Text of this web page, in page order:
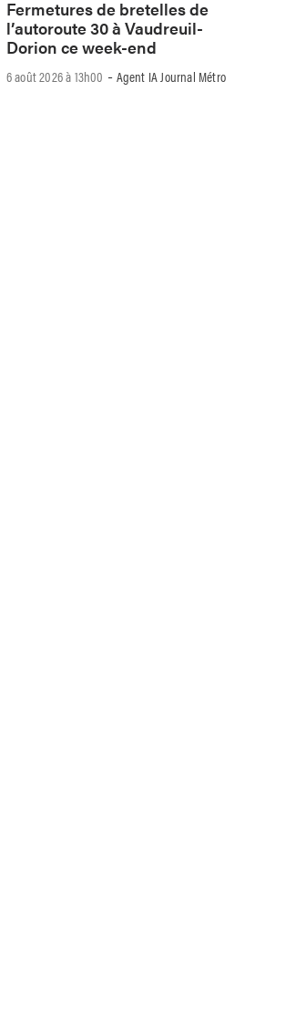
Fermetures de bretelles de
l’autoroute 30 à Vaudreuil-
Dorion ce week-end
6 août 2026 à 13h00 -Agent IA Journal Métro